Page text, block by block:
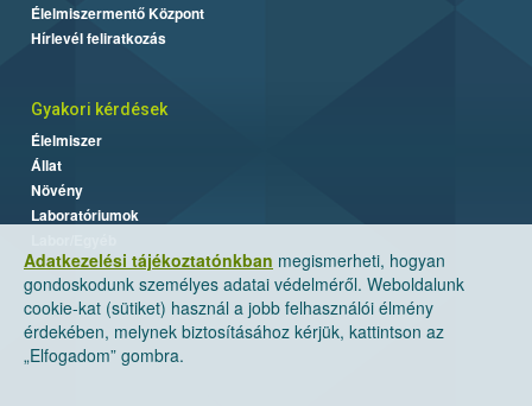
Adatkezelési tájékoztatónkban megismerheti, hogyan
gondoskodunk személyes adatai védelméről. Weboldalunk
cookie-kat (sütiket) használ a jobb felhasználói élmény
érdekében, melynek biztosításához kérjük, kattintson az
„Elfogadom” gombra.
Élelmiszermentő Központ
Hírlevél feliratkozás
Gyakori kérdések
Élelmiszer
Állat
Növény
Laboratóriumok